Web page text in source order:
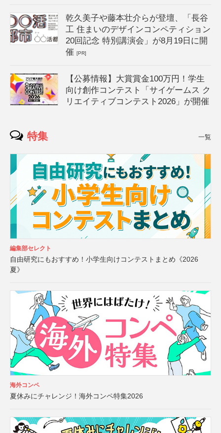
乾久美子や藤本壮介らが登壇、「長谷
工 住まいのデザインコンペティション
20回記念 特別講演会」が8月19日に開
催[PR]
【公募情報】大賞賞金100万円！学生
向け創作コンテスト「サイゲームス ク
リエイティブコンテスト2026」が開催
特集 一覧
編集部セレクト
自由研究にもおすすめ！小学生向けコンテストまとめ《2026
夏》
海外コンペ
夏休みにチャレンジ！海外コンペ特集2026